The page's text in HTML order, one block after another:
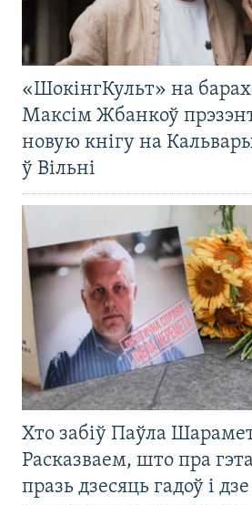
«ШокінгКульт» на
Максім Жбанкоў
новую кнігу на
ў Вільні
Хто забіў Паўла
Расказваем, што пра
празь дзесяць гадоў і